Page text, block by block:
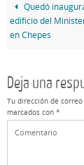
Quedó
edificio del
en Chepes
Deja una
Tu dirección de
marcados con *